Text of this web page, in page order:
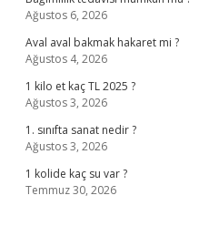
Ağustos 6, 2026
Aval aval bakmak hakaret mi ?
Ağustos 4, 2026
1 kilo et kaç TL 2025 ?
Ağustos 3, 2026
1. sınıfta sanat nedir ?
Ağustos 3, 2026
1 kolide kaç su var ?
Temmuz 30, 2026